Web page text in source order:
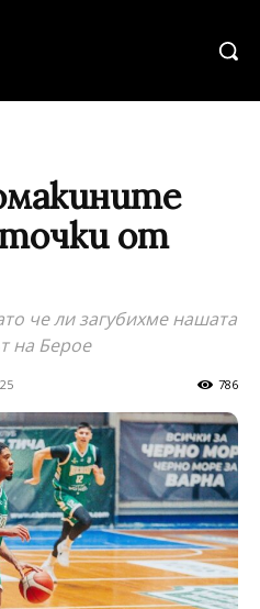
точки от
че ли загубихме нашата
на Берое
786